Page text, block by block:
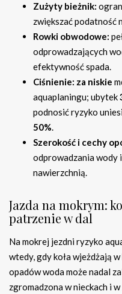
Zużyty bieżnik:
zwiększać podatność
Rowki obwodowe:
odprowadzających
efektywność spada.
Ciśnienie: za niskie
aquaplaningu; ubytek
podnosić ryzyko
50%.
Szerokość i cechy
odprowadzania wody
nawierzchnią.
Jazda na mokrym:
patrzenie w dal
Na mokrej jezdni ryzyko
wtedy, gdy koła wjeżdżają
opadów woda może nadal
zgromadzona w nieckach i